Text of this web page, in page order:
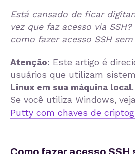
Está cansado de ficar
vez que faz acesso via
como fazer acesso SSH sem
Atenção: Este artigo é
usuários que utilizam
Linux em sua máquina local.
Se você utiliza Windows,
Putty com chaves de